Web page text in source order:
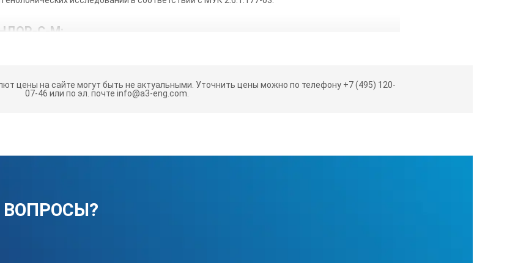
С-М:
1-99999 мкЗв
цены на сайте могут быть не актуальными. Уточнить цены можно по телефону +7 (495) 120-
07-46 или по эл. почте info@a3-eng.com.
ВОПРОСЫ?